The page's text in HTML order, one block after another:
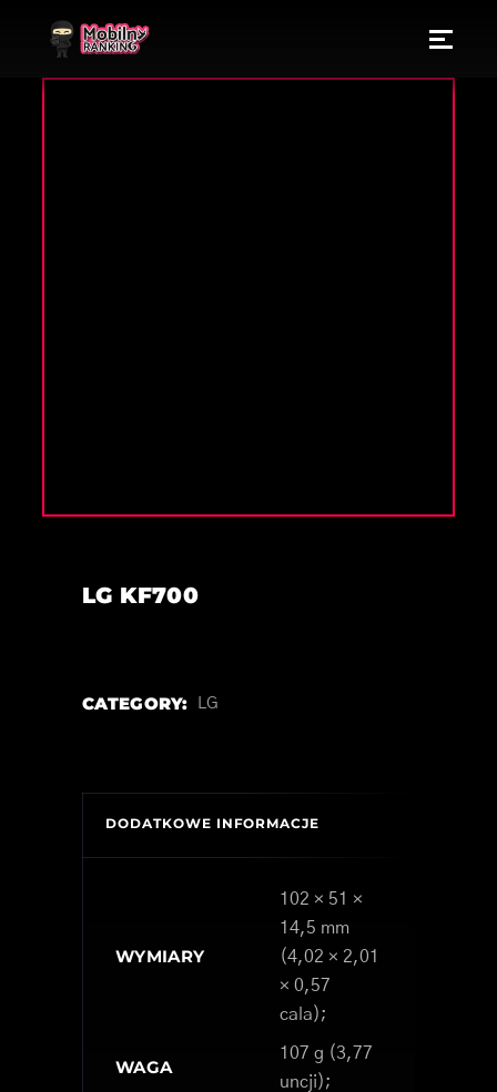
LG KF700
CATEGORY: LG
DODATKOWE INFORMACJE
WYMIARY
102 × 51 ×
14,5 mm
(4,02 × 2,01
× 0,57
cala);
WAGA
107 g (3,77
uncji);